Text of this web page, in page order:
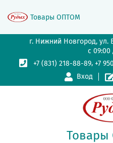
г. Нижний Новгород, ул.
с 09:00
+7 (831) 218-88-89,+7
Вход
Товары ОПТОМ